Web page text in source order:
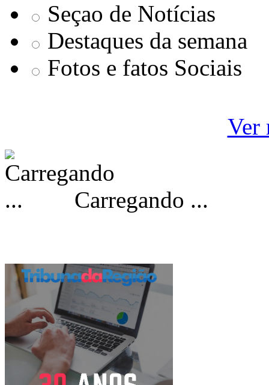
Seçao de Notícias
Destaques da semana
Fotos e fatos Sociais
Ver
Carregando ...